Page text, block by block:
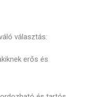
választás:
erős és